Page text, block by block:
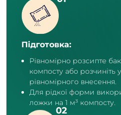
Підготовка:
Рівномірно розсипте
компосту або розчиніть
рівномірного внесення.
Для рідкої форми
ложки на 1 м³ компосту.